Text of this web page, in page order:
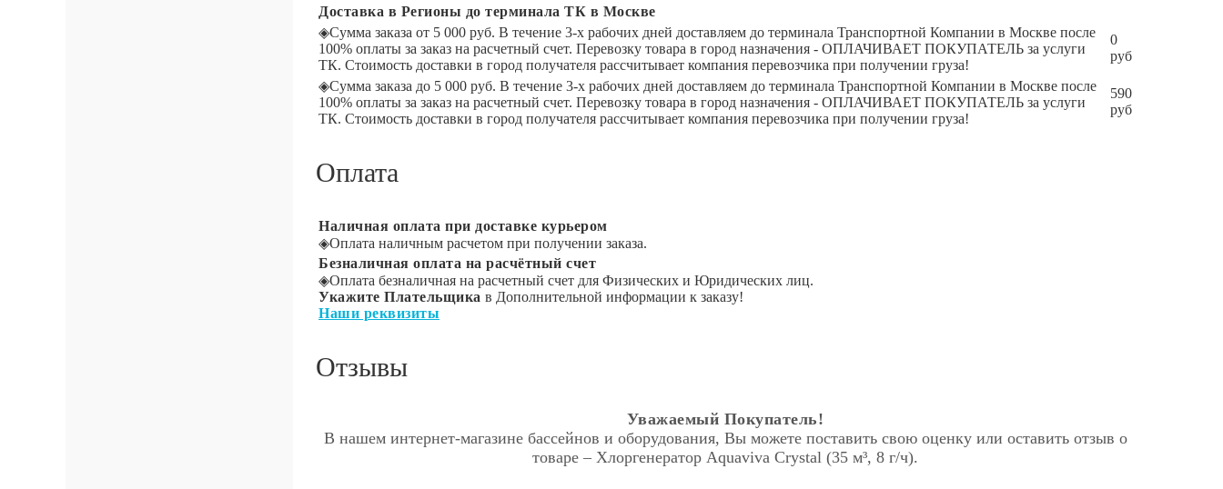
Доставка в Регионы до терминала ТК в Москве
◈Сумма заказа от 5 000 руб. В течение 3-х рабочих дней доставляем до терминала Транспортной Компании в Москве после
100% оплаты за заказ на расчетный счет. Перевозку товара в город назначения - ОПЛАЧИВАЕТ ПОКУПАТЕЛЬ за услуги
ТК. Стоимость доставки в город получателя рассчитывает компания перевозчика при получении груза!
0
руб
◈Сумма заказа до 5 000 руб. В течение 3-х рабочих дней доставляем до терминала Транспортной Компании в Москве после
100% оплаты за заказ на расчетный счет. Перевозку товара в город назначения - ОПЛАЧИВАЕТ ПОКУПАТЕЛЬ за услуги
ТК. Стоимость доставки в город получателя рассчитывает компания перевозчика при получении груза!
590
руб
Оплата
Наличная оплата при доставке курьером
◈Оплата наличным расчетом при получении заказа.
Безналичная оплата на расчётный счет
◈Оплата безналичная на расчетный счет для Физических и Юридических лиц.
Укажите Плательщика в Дополнительной информации к заказу!
Наши реквизиты
Отзывы
Уважаемый Покупатель!
В нашем интернет-магазине бассейнов и оборудования, Вы можете поставить свою оценку или оставить отзыв о
товаре – Хлоргенератор Aquaviva Crystal (35 м³, 8 г/ч).